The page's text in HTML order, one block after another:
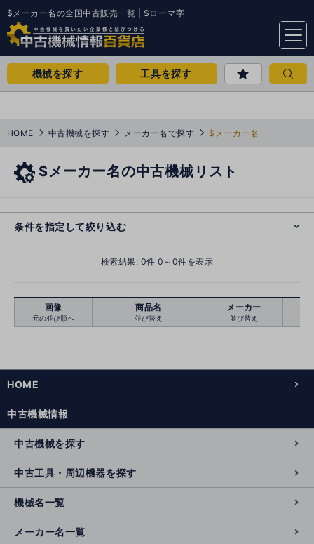
$メーカー名の全国中古販売一覧 | $ローマ字
menu
機械を探す 工具を探す
HOME 中古機械を探す メーカー名で探す $メーカー名
$メーカー名の中古機械リスト
条件を指定して絞り込む
検索結果: 0件 0～0件を表示
画像
元の並び順へ
商品名
並び替え
メーカー
並び替え
HOME
中古機械情報
中古機械を探す
中古工具・周辺機器を探す
機械名一覧
メーカー名一覧